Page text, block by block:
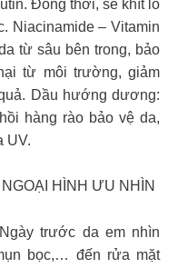
Đồng thời, se khít lỗ
Niacinamide – Vitamin
từ sâu bên trong, bảo
từ môi trường, giảm
Dầu hướng dương:
hàng rào bảo vệ da,
UV.
HÌNH ƯU NHÌN
trước da em nhìn
bọc,… đến rửa mặt